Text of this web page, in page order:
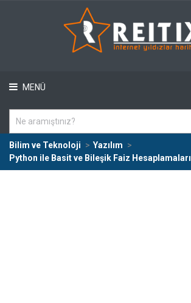
MENÜ
Bilim ve Teknoloji
Yazılım
Python ile Basit ve Bileşik Faiz Hesaplamaları